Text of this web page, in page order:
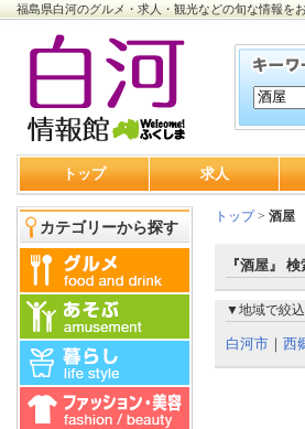
福島県白河のグルメ・求人・観光などの旬な情報を
トップ 求人
カテゴリーから探す
トップ> 酒屋
『酒屋』
▼地域で絞
白河市 ｜ 西